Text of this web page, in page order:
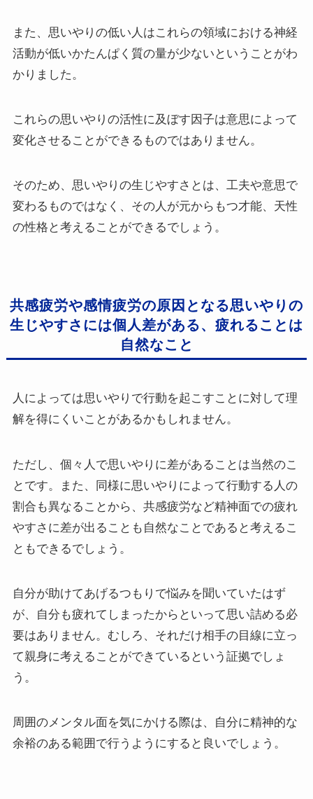
また、思いやりの低い人はこれらの領域における神経
活動が低いかたんぱく質の量が少ないということがわ
かりました。
これらの思いやりの活性に及ぼす因子は意思によって
変化させることができるものではありません。
そのため、思いやりの生じやすさとは、工夫や意思で
変わるものではなく、その人が元からもつ才能、天性
の性格と考えることができるでしょう。
共感疲労や感情疲労の原因となる思いやりの
生じやすさには個人差がある、疲れることは
自然なこと
人によっては思いやりで行動を起こすことに対して理
解を得にくいことがあるかもしれません。
ただし、個々人で思いやりに差があることは当然のこ
とです。また、同様に思いやりによって行動する人の
割合も異なることから、共感疲労など精神面での疲れ
やすさに差が出ることも自然なことであると考えるこ
ともできるでしょう。
自分が助けてあげるつもりで悩みを聞いていたはず
が、自分も疲れてしまったからといって思い詰める必
要はありません。むしろ、それだけ相手の目線に立っ
て親身に考えることができているという証拠でしょ
う。
周囲のメンタル面を気にかける際は、自分に精神的な
余裕のある範囲で行うようにすると良いでしょう。